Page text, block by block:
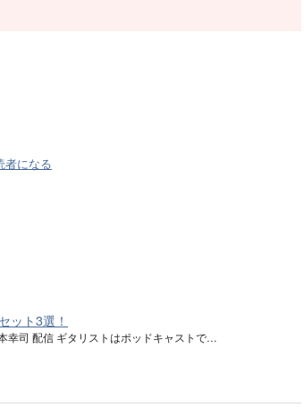
者になる
ット3選！
幸司 配信 ギタリストはポッドキャストで…